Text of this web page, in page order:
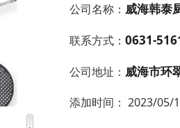
公司名称： 威海韩泰
联系方式： 0631-
公司地址： 威海市环
添加时间： 2023/05/